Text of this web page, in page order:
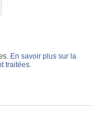
En savoir plus sur la
traitées.